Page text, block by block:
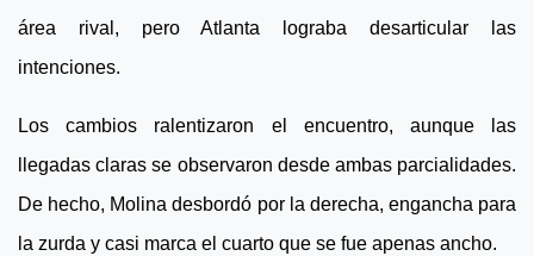
área rival, pero Atlanta lograba desarticular las
intenciones.
Los cambios ralentizaron el encuentro, aunque las
llegadas claras se observaron desde ambas parcialidades.
De hecho, Molina desbordó por la derecha, engancha para
la zurda y casi marca el cuarto que se fue apenas ancho.